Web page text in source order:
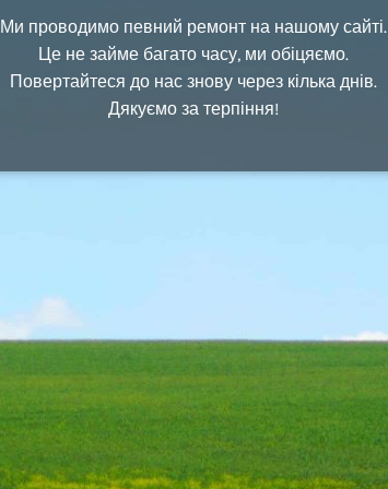
Ми проводимо певний ремонт на нашому сайті.
Це не займе багато часу, ми обіцяємо.
Повертайтеся до нас знову через кілька днів.
Дякуємо за терпіння!